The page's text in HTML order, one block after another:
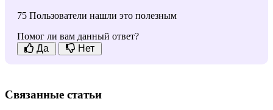
75 Пользователи нашли это полезным
Помог ли вам данный ответ?
Да
Нет
Связанные статьи